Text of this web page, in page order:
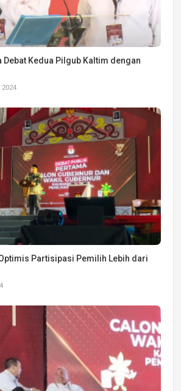
Debat Kedua Pilgub Kaltim dengan
Partisipasi Pemilih Lebih dari